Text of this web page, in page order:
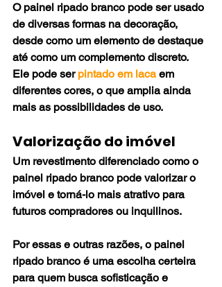
O painel ripado branco pode ser usado
de diversas formas na decoração,
desde como um elemento de destaque
até como um complemento discreto.
Ele pode ser pintado em laca em
diferentes cores, o que amplia ainda
mais as possibilidades de uso.
Valorização do imóvel
Um revestimento diferenciado como o
painel ripado branco pode valorizar o
imóvel e torná-lo mais atrativo para
futuros compradores ou inquilinos.
Por essas e outras razões, o painel
ripado branco é uma escolha certeira
para quem busca sofisticação e